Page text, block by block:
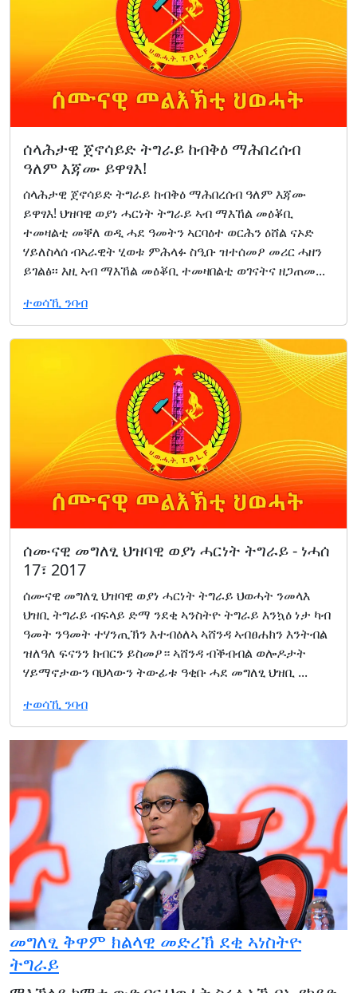
ሰላሕታዊ ጀኖሳይድ ትግራይ ከብቅዕ ማሕበረሰብ
ዓለም እጃሙ ይዋፃእ!
ሰላሕታዊ ጀኖሳይድ ትግራይ ከብቅዕ ማሕበረሰብ ዓለም እጃሙ
ይዋፃእ! ህዝባዊ ወያነ ሓርነት ትግራይ ኣብ ማእኸል መዕቖቢ
ተመዛልቲ መቐለ ወዲ ሓደ ዓመትን ኣርባዕተ ወርሕን ዕሸል ናኦድ
ሃይለስላሰ ብኣራዊት ሂወቱ ምሕላፉ ስዒቡ ዝተሰመዖ መሪር ሓዘን
ይገልፅ፡፡ እዚ ኣብ ማእኸል መዕቖቢ ተመዛበልቲ ወገናትና ዘጋጠመ...
ተወሳኺ ንባብ
ሰሙናዊ መግለፂ ህዝባዊ ወያነ ሓርነት ትግራይ - ነሓሰ
17፣ 2017
ሰሙናዊ መግለፂ ህዝባዊ ወያነ ሓርነት ትግራይ ህወሓት ንመላእ
ህዝቢ ትግራይ ብፍላይ ድማ ንደቂ ኣንስትዮ ትግራይ እንኳዕ ነታ ካብ
ዓመት ንዓመት ተሃንጢኽን እተብዕለኣ ኣሸንዳ ኣብፀሐክን እንትብል
ዝለዓለ ፍናንን ክብርን ይስመዖ። ኣሸንዳ ብቕብብል ወሎዶታት
ሃይማኖታውን ባህላውን ትውፊቱ ዓቂቡ ሓደ መግለፂ ህዝቢ ...
ተወሳኺ ንባብ
መግለፂ ቅዋም ክልላዊ መድረኽ ደቂ ኣነስትዮ
ትግራይ